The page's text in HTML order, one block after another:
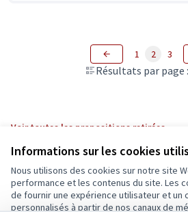
Informations sur les cookies
Nous utilisons des cookies sur notre site
performance et les contenus du site. Les
de fournir une expérience utilisateur et un
personnalisés à partir de nos canaux de
Résultats par page :
1 2 3
Voir toutes les propositions retirées
Conditions d'utilisation
Paramètres des cookies
Ecrivons Angers sur X
Ecrivons Angers sur Facebook